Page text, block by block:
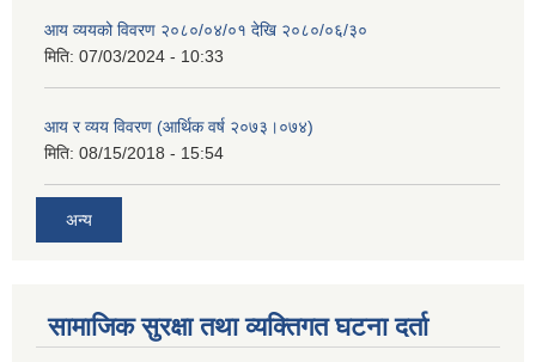
आय व्ययको विवरण २०८०/०४/०१ देखि २०८०/०६/३०
मिति: 07/03/2024 - 10:33
आय र व्यय विवरण (आर्थिक वर्ष २०७३।०७४)
मिति: 08/15/2018 - 15:54
अन्य
सामाजिक सुरक्षा तथा व्यक्तिगत घटना दर्ता